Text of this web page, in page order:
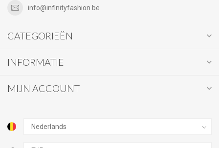
info@infinityfashion.be
CATEGORIEËN
INFORMATIE
MIJN ACCOUNT